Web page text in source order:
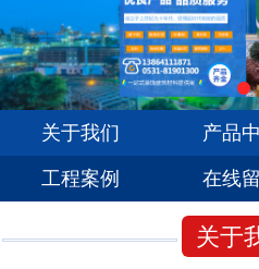
关于我们 产品
工程案例 在线
关于